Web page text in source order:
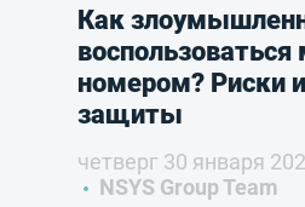
Как
номером? Риски
защиты
четверг 30 января
NSYS Group Team